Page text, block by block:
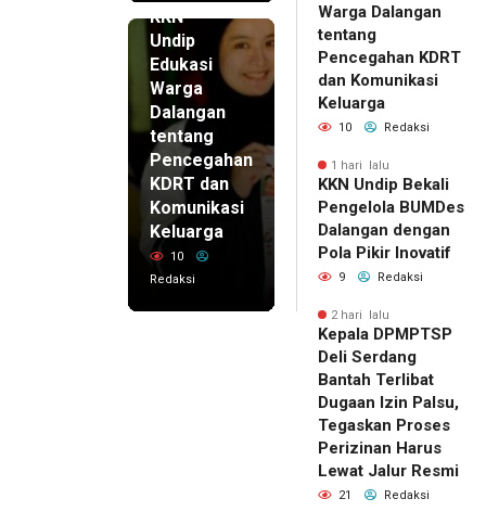
KKN
Undip
Edukasi
Warga
Dalangan
tentang
Pencegahan
KDRT dan
Komunikasi
Keluarga
10
Redaksi
Warga Dalangan
tentang
Pencegahan KDRT
dan Komunikasi
Keluarga
10 Redaksi
1 hari lalu
KKN Undip Bekali
Pengelola BUMDes
Dalangan dengan
Pola Pikir Inovatif
9 Redaksi
2 hari lalu
Kepala DPMPTSP
Deli Serdang
Bantah Terlibat
Dugaan Izin Palsu,
Tegaskan Proses
Perizinan Harus
Lewat Jalur Resmi
21 Redaksi